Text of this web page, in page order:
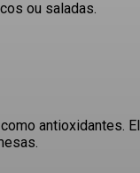
ou saladas.
antioxidantes.